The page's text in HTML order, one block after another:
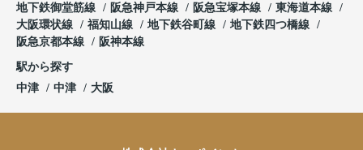
地下鉄御堂筋線
阪急神戸本線 阪急宝塚本線
東海道本線
大阪環状線
福知山線 地下鉄谷町線
地下鉄四つ橋線
阪急京都本線
阪神本線
駅から探す
中津
中津 大阪